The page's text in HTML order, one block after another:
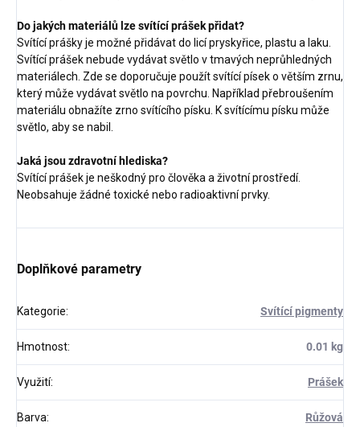
Do jakých materiálů lze svítící prášek přidat?
Svítící prášky je možné přidávat do licí pryskyřice, plastu a laku.
Svítící prášek nebude vydávat světlo v tmavých neprůhledných
materiálech. Zde se doporučuje použít svítící písek o větším zrnu,
který může vydávat světlo na povrchu. Například přebroušením
materiálu obnažíte zrno svítícího písku. K svítícímu písku může
světlo, aby se nabil.
Jaká jsou zdravotní hlediska?
Svítící prášek je neškodný pro člověka a životní prostředí.
Neobsahuje žádné toxické nebo radioaktivní prvky.
Doplňkové parametry
Kategorie: Svítící pigmenty
Hmotnost: 0.01 kg
Využití: Prášek
Barva: Růžová